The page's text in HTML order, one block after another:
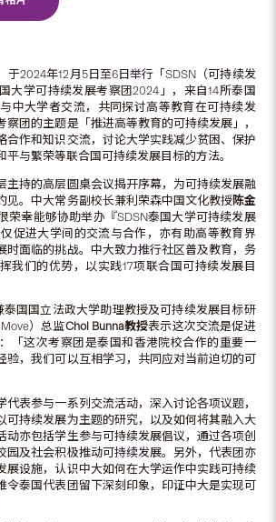
于2024年12月5日至6日举行「SDSN（可持续发
大学可持续发展考察团2024」，来自14所泰国
中大学者交流，共同探讨高等教育在可持续发
察团的主题是「推进高等教育的可持续发展」，
合作和知识交流，讨论大学实践减少贫困、保护
平与繁荣等联合国可持续发展目标的方法。
主持的高层圆桌会议揭开序幕，为可持续发展融
见。中大常务副校长兼利荣森中国文化教授陈金
荣幸能够协助举办『SDSN泰国大学可持续发展
促进大学间的交流与合作，亦有助高等教育界
时面临的挑战。中大致力推行社区普及教育，务
我们的优势，以实践17项联合国可持续发展目
泰国国立法政大学助理教授及可持续发展目标研
）总监Chol Bunna教授表示这次交流是促进
「这次考察团是泰国和香港院校合作的重要一
验，我们可以互相学习，共同应对当前迫切的可
代表参与一系列交流活动，深入讨论各项议题，
可持续发展为主题的研究，以及如何将其融入大
动亦包括学生参与可持续发展倡议，通过各项创
园及社会积极推动可持续发展。另外，代表团亦
展设施，认识中大如何在大学运作中实践可持续
令泰国代表团留下深刻印象，印证中大是实现可